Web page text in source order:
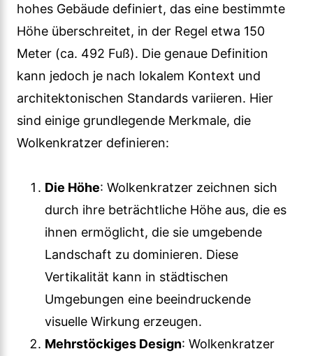
hohes Gebäude definiert, das eine bestimmte
Höhe überschreitet, in der Regel etwa 150
Meter (ca. 492 Fuß). Die genaue Definition
kann jedoch je nach lokalem Kontext und
architektonischen Standards variieren. Hier
sind einige grundlegende Merkmale, die
Wolkenkratzer definieren:
Die Höhe: Wolkenkratzer zeichnen sich
durch ihre beträchtliche Höhe aus, die es
ihnen ermöglicht, die sie umgebende
Landschaft zu dominieren. Diese
Vertikalität kann in städtischen
Umgebungen eine beeindruckende
visuelle Wirkung erzeugen.
Mehrstöckiges Design: Wolkenkratzer